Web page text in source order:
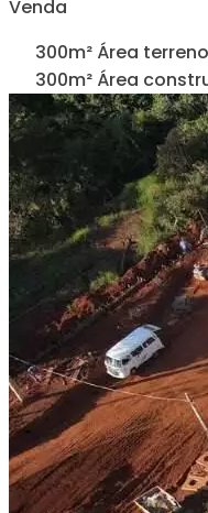
Venda
300m² Área terreno
300m² Área